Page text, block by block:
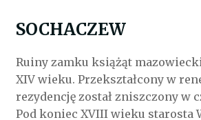
SOCHACZEW
Ruiny zamku książąt
XIV wieku. Przekształcony w
rezydencję został zniszczony w
Pod koniec XVIII wieku starosta